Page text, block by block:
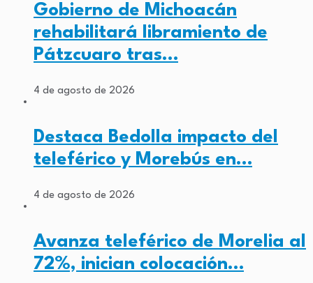
Gobierno de Michoacán
rehabilitará libramiento de
Pátzcuaro tras…
4 de agosto de 2026
Destaca Bedolla impacto del
teleférico y Morebús en…
4 de agosto de 2026
Avanza teleférico de Morelia al
72%, inician colocación…